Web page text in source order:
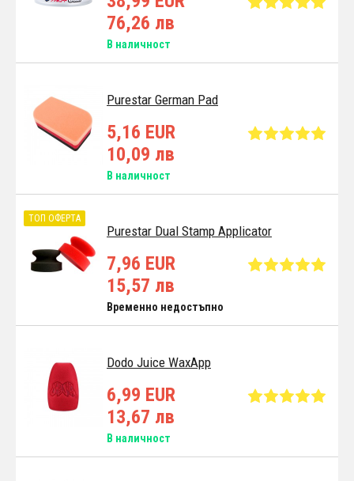
76,26 лв
В наличност
Purestar German Pad
5,16 EUR
10,09 лв
В наличност
Purestar Dual Stamp Applicator
ТОП ОФЕРТА
7,96 EUR
15,57 лв
Временно недостъпно
Dodo Juice WaxApp
6,99 EUR
13,67 лв
В наличност